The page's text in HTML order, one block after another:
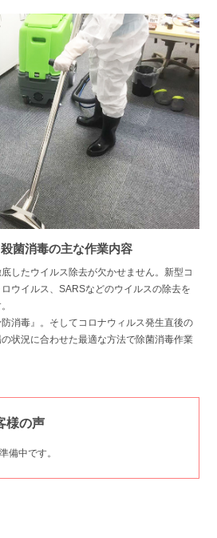
菌消毒の主な作業内容
したウイルス除去が欠かせません。新型コ
ウイルス、SARSなどのウイルスの除去を
消毒』。そしてコロナウィルス発生直後の
の状況に合わせた最適な方法で除菌消毒作業
様の声
備中です。